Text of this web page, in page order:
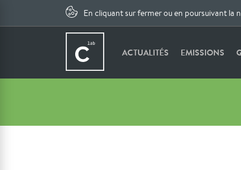
En cliquant sur fermer ou en poursuivant la
ACTUALITÉS EMISSIONS